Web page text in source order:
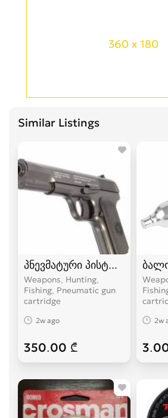
360 x 180
Similar Listings
პნევმატური პისტოლეტი
Weapons, Hunting,
Fishing, Pneumatic gun
cartridge
2w ago
350.00 ₾
2w